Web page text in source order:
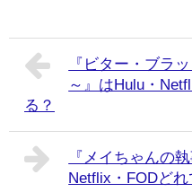
『ビター・ブラ
～』はHulu・
る？
『メイちゃんの
Netflix・FODど